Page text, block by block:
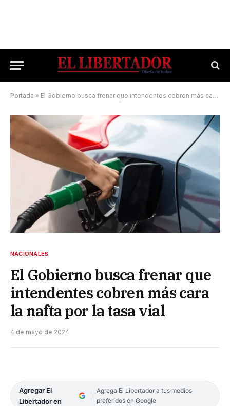
Portada » El Gobierno busca frenar que intendentes cobren más cara la nafta por la tasa vial
NACIONALES
El Gobierno busca frenar que
intendentes cobren más cara
la nafta por la tasa vial
4 de mayo de 2024
Agregar El
Libertador en
Agrega El Libertador a tus medios
preferidos en Google